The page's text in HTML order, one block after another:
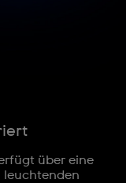
über eine
leuchtenden